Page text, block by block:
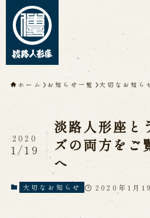
トップページ
淡路人形座につい
淡路人形座とは
座員紹
人間国宝 故鶴澤友路師
淡路人形座の成り立ち
淡路人形座で研修した人
淡路人形浄瑠璃を受け継
ホーム お知らせ一覧 大切なお知ら
淡路人形座と
ズの両方をご
へ
2020
1/19
大切なお知らせ 2020年1月